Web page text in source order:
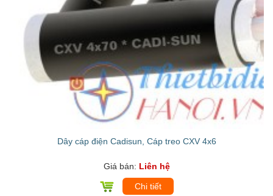
Dây cáp điện Cadisun, Cáp treo CXV 4x6
Giá bán: Liên hệ
Chi tiết